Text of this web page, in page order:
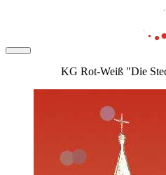
KG Rot-Weiß "Die